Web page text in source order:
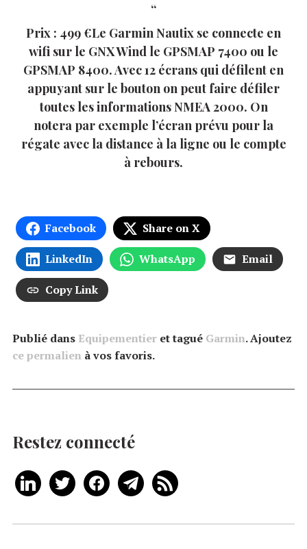
Prix : 499 €Le Garmin Nautix se connecte en
wifi sur le GNX Wind le GPSMAP 7400 ou le
GPSMAP 8400. Avec 12 écrans qui défilent en
appuyant sur le bouton on peut faire défiler
toutes les informations NMEA 2000. On
notera par exemple l’écran prévu pour la
régate avec la distance à la ligne ou le compte
à rebours.
Facebook Share on X
LinkedIn WhatsApp Email
Copy Link
Publié dans Equipementier et tagué Garmin. Ajoutez
ce permalien à vos favoris.
Restez connecté